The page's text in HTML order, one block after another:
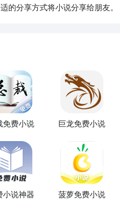
的分享方式将小说分享给朋友。
免费小说 巨龙免费小说
小说神器 菠萝免费小说